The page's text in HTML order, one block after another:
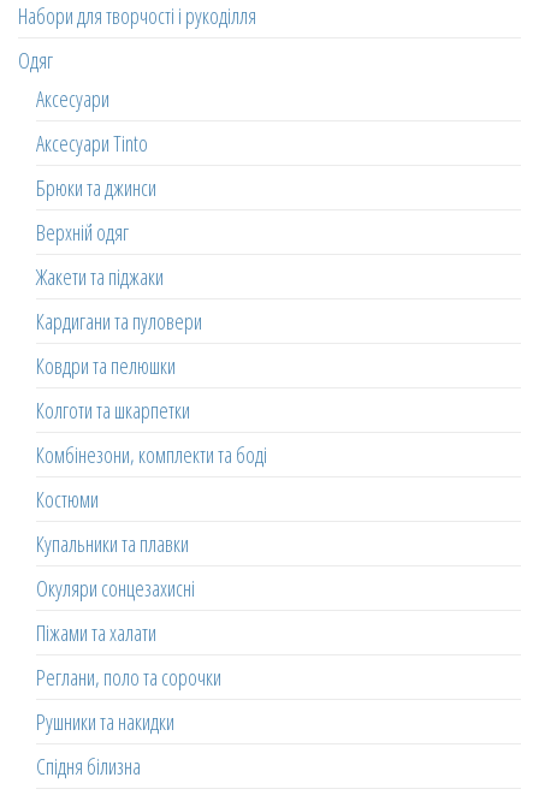
Набори для творчості і рукоділля
Одяг
Аксесуари
Аксесуари Tinto
Брюки та джинси
Верхній одяг
Жакети та піджаки
Кардигани та пуловери
Ковдри та пелюшки
Колготи та шкарпетки
Комбінезони, комплекти та боді
Костюми
Купальники та плавки
Окуляри сонцезахисні
Піжами та халати
Реглани, поло та сорочки
Рушники та накидки
Спідня білизна